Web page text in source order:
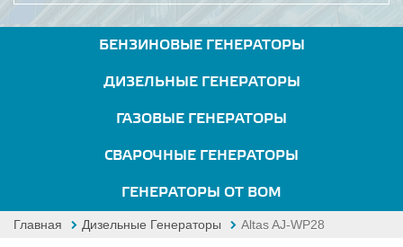
БЕНЗИНОВЫЕ ГЕНЕРАТОРЫ
ДИЗЕЛЬНЫЕ ГЕНЕРАТОРЫ
ГАЗОВЫЕ ГЕНЕРАТОРЫ
СВАРОЧНЫЕ ГЕНЕРАТОРЫ
ГЕНЕРАТОРЫ ОТ ВОМ
Главная Дизельные Генераторы Altas AJ-WP28